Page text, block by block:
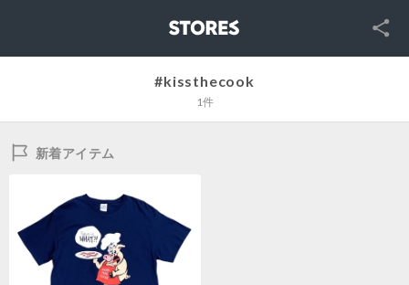
SNS
#kissthecook
1件
新着アイテム